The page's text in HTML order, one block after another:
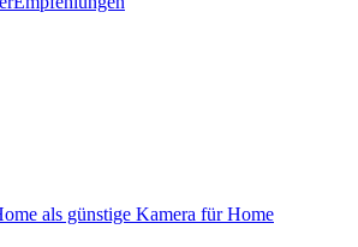
als günstige Kamera für Home